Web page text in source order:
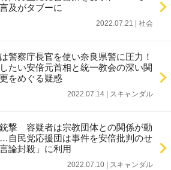
及がタブーに
2022.07.21 | 社会
警察庁長官を使い奈良県警に圧力！
たい安倍元首相と統一教会の深い関
をめぐる疑惑
2022.07.14 | スキャンダル
撃 容疑者は宗教団体との関係が動
自民党応援団は事件を安倍批判のせ
論封殺」に利用
2022.07.10 | スキャンダル